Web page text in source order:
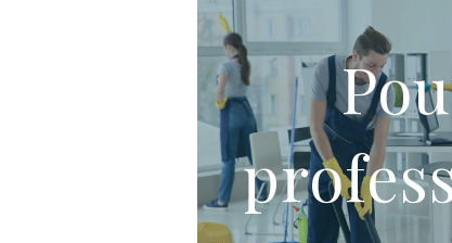
Nous intervenons dans
Bâtiments civils ou
privés
Entretien des
Services pour
Locaux industriels
Bâtiments
Établissements
Nettoyage des vitres